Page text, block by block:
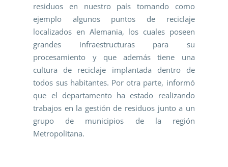
residuos en nuestro país tomando como
ejemplo algunos puntos de reciclaje
localizados en Alemania, los cuales poseen
grandes infraestructuras para su
procesamiento y que además tiene una
cultura de reciclaje implantada dentro de
todos sus habitantes. Por otra parte, informó
que el departamento ha estado realizando
trabajos en la gestión de residuos junto a un
grupo de municipios de la región
Metropolitana.